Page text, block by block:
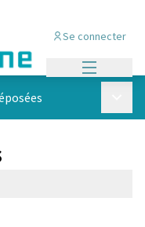
Se connecter